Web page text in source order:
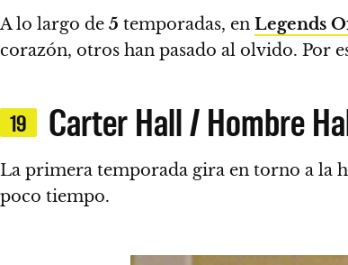
A lo largo de 5 temporadas, en Legends
corazón, otros han pasado al olvido. Por
19 Carter Hall / Hombre
La primera temporada gira en torno a la
poco tiempo.